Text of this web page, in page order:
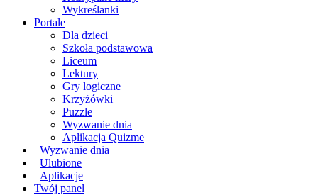
Wykreślanki
Portale
Dla dzieci
Szkoła podstawowa
Liceum
Lektury
Gry logiczne
Krzyżówki
Puzzle
Wyzwanie dnia
Aplikacja Quizme
Wyzwanie dnia
Ulubione
Aplikacje
Twój panel